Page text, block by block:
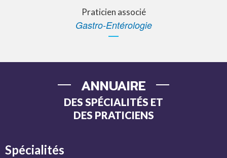
Praticien associé
Gastro-Entérologie
ANNUAIRE
DES SPÉCIALITÉS ET
DES PRATICIENS
Spécialités